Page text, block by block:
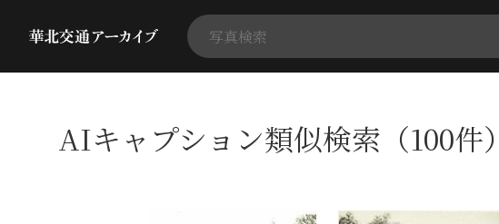
AIキャプション類似検索（100件）